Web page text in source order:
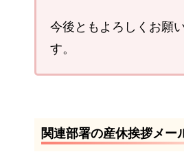
今後ともよろしくお願
す。
関連部署の産休挨拶メー